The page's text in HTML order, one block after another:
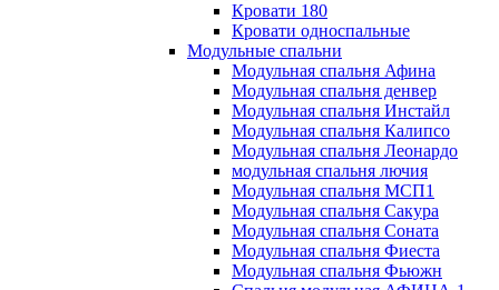
Кровати 180
Кровати односпальные
Модульные спальни
Модульная спальня Афина
Модульная спальня денвер
Модульная спальня Инстайл
Модульная спальня Калипсо
Модульная спальня Леонардо
модульная спальня лючия
Модульная спальня МСП1
Модульная спальня Сакура
Модульная спальня Соната
Модульная спальня Фиеста
Модульная спальня Фьюжн